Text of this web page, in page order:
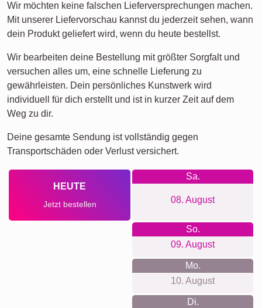
Wir möchten keine falschen Lieferversprechungen machen.
Mit unserer Liefervorschau kannst du jederzeit sehen, wann
dein Produkt geliefert wird, wenn du heute bestellst.
Wir bearbeiten deine Bestellung mit größter Sorgfalt und
versuchen alles um, eine schnelle Lieferung zu
gewährleisten. Dein persönliches Kunstwerk wird
individuell für dich erstellt und ist in kurzer Zeit auf dem
Weg zu dir.
Deine gesamte Sendung ist vollständig gegen
Transportschäden oder Verlust versichert.
HEUTE
Jetzt bestellen
Sa.
08. August
So.
09. August
Mo.
10. August
Di.